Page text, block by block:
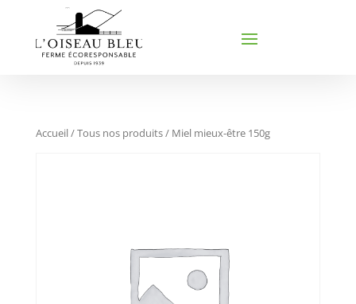
Accueil/Tous nos produits/ Miel mieux-être 150g